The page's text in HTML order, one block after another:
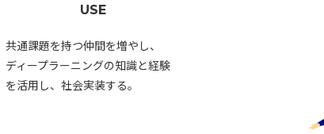
USE
共通課題を持つ仲間を増やし、
ディープラーニングの知識と経験
を活用し、社会実装する。